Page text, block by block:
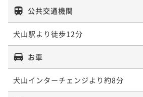
公共交通機関
犬山駅より徒歩12分
お車
犬山インターチェンジより約8分